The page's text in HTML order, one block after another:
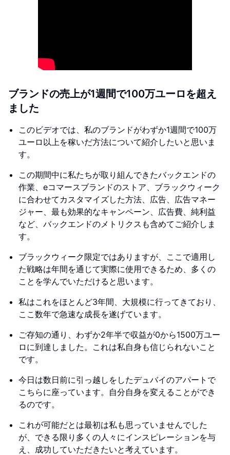
ブランドの売上が1週間で100万ユーロを超え
ました
このビデオでは、私のブランドがわずか1週間で100万
ユーロ以上を稼いだ方法について紹介したいと思いま
す。
この期間中に私たちが取り組んできたバックエンドの
作業、eコマースブランドのストア、ブラックウィーク
に合わせてカスタマイズした方法、広告、広告マネー
ジャー、最も効果的なキャンペーン、広告費、純利益
など、バックエンドのメトリクスも含めてご紹介しま
す。
ブラックウィーク限定ではありますが、ここで適用し
た戦略は年間を通じて実際に使用できるため、多くの
ことを学んでいただけると思います。
私はこれをほとんど3年間、大規模に行ってきており、
ここ数年で急速な成長を遂げています。
ご存知の通り、わずか2年半で収益が0から1500万ユー
ロに到達しました。これは私自身も信じられないこと
です。
今日は数日前に引っ越しをしたデュバイのアパートで
こちらに座っています。自分自身を変えることができ
るのです。
これが可能だとは最初は私も思っていませんでした
が、できる限り多くの人々にインスピレーションを与
え、成功していただきたいと考えています。